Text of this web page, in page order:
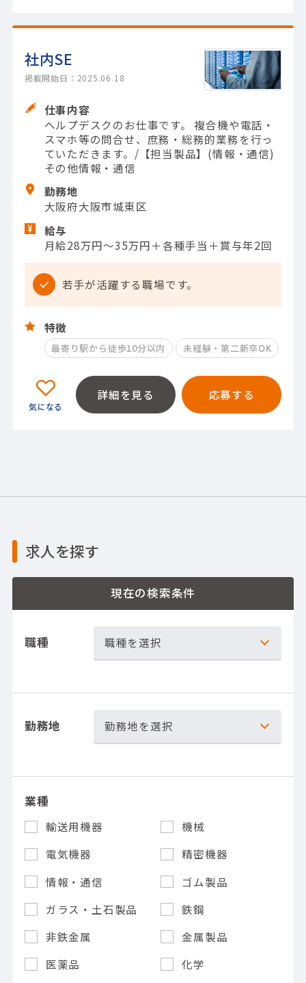
社内SE
掲載開始日：2025.06.18
仕事内容
ヘルプデスクのお仕事です。 複合機や電話・
スマホ等の問合せ、庶務・総務的業務を行っ
ていただきます。/【担当製品】(情報・通信)
その他情報・通信
勤務地
大阪府大阪市城東区
給与
月給28万円～35万円＋各種手当＋賞与年2回
若手が活躍する職場です。
特徴
最寄り駅から徒歩10分以内 未経験・第二新卒OK
詳細を見る 応募する
求人を探す
現在の検索条件
職種 職種を選択
勤務地 勤務地を選択
業種
輸送用機器
機械
電気機器
精密機器
情報・通信
ゴム製品
ガラス・土石製品
鉄鋼
非鉄金属
金属製品
医薬品
化学